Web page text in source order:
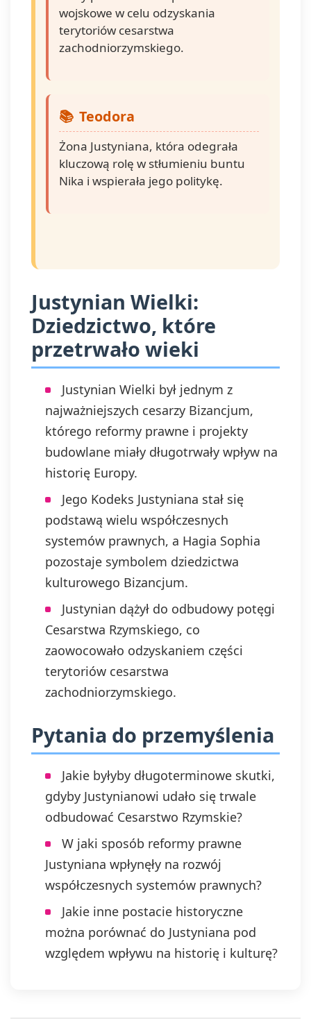
wojskowe w celu odzyskania
terytoriów cesarstwa
zachodniorzymskiego.
Teodora
Żona Justyniana, która odegrała
kluczową rolę w stłumieniu buntu
Nika i wspierała jego politykę.
Justynian Wielki:
Dziedzictwo, które
przetrwało wieki
Justynian Wielki był jednym z
najważniejszych cesarzy Bizancjum,
którego reformy prawne i projekty
budowlane miały długotrwały wpływ na
historię Europy.
Jego Kodeks Justyniana stał się
podstawą wielu współczesnych
systemów prawnych, a Hagia Sophia
pozostaje symbolem dziedzictwa
kulturowego Bizancjum.
Justynian dążył do odbudowy potęgi
Cesarstwa Rzymskiego, co
zaowocowało odzyskaniem części
terytoriów cesarstwa
zachodniorzymskiego.
Pytania do przemyślenia
Jakie byłyby długoterminowe skutki,
gdyby Justynianowi udało się trwale
odbudować Cesarstwo Rzymskie?
W jaki sposób reformy prawne
Justyniana wpłynęły na rozwój
współczesnych systemów prawnych?
Jakie inne postacie historyczne
można porównać do Justyniana pod
względem wpływu na historię i kulturę?